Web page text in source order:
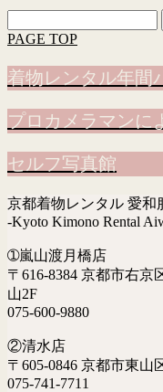
索:
PAGE TOP
着物レンタル年間
プロカメラマンに
セルフ写真館
京都着物レンタル 愛和
-Kyoto Kimono Rental
➀嵐山渡月橋店
〒616-8384 京都市右京
山2F
075-600-9880
②清水店
〒605-0846 京都市東山
075-741-7711